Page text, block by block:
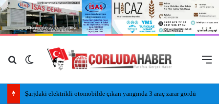
Arama yap ...
Dış görünümü değiştir
Şarjdaki elektrikli otomobilde çıkan yangında 3 araç zarar gördü